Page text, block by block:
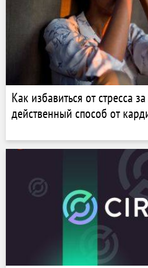
Как избавиться от стресса
действенный способ от